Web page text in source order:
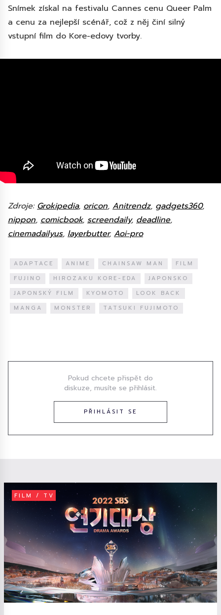
Snímek získal na festivalu Cannes cenu Queer Palm
a cenu za nejlepší scénář, což z něj činí silný
vstupní film do Kore-edovy tvorby.
Zdroje: Grokipedia, oricon, Anitrendz, gadgets360,
nippon, comicbook, screendaily, deadline,
cinemadailyus, layerbutter, Aoi-pro
ADAPTACE ANIME CHAINSAW MAN
FILM
FUJINO
HIROZAKU KORE-EDA
JAPONSKO
JAPONSKÝ FILM
KYOMOTO
LOOK BACK
MANGA
MONSTER TATSUKI FUJIMOTO
Pokud chcete přispět do
diskuze, musíte se přihlásit.
PŘIHLÁSIT SE
FILM / TV